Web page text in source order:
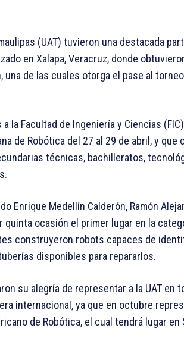
(UAT) tuvieron una destacada
en Xalapa, Veracruz, donde
de las cuales otorga el pase al
la Facultad de Ingeniería y Ciencias
de Robótica del 27 al 29 de abril, y que
técnicas, bachilleratos,
Enrique Medellín Calderón, Ramón
ocasión el primer lugar en la
construyeron robots capaces de
disponibles para repararlos.
su alegría de representar a la UAT en
internacional, ya que en octubre
de Robótica, el cual tendrá lugar en